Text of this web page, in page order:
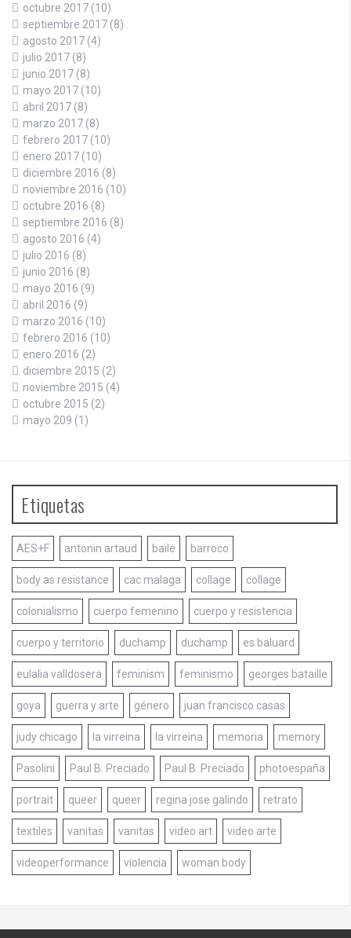
octubre 2017 (10)
septiembre 2017 (8)
agosto 2017 (4)
julio 2017 (8)
junio 2017 (8)
mayo 2017 (10)
abril 2017 (8)
marzo 2017 (8)
febrero 2017 (10)
enero 2017 (10)
diciembre 2016 (8)
noviembre 2016 (10)
octubre 2016 (8)
septiembre 2016 (8)
agosto 2016 (4)
julio 2016 (8)
junio 2016 (8)
mayo 2016 (9)
abril 2016 (9)
marzo 2016 (10)
febrero 2016 (10)
enero 2016 (2)
diciembre 2015 (2)
noviembre 2015 (4)
octubre 2015 (2)
mayo 209 (1)
Etiquetas
AES+F antonin artaud baile barroco
body as resistance cac malaga collage collage
colonialismo cuerpo femenino cuerpo y resistencia
cuerpo y territorio duchamp duchamp es baluard
eulalia valldosera feminism feminismo georges bataille
goya guerra y arte género juan francisco casas
judy chicago la virreina la virreina memoria memory
Pasolini Paul B. Preciado Paul B. Preciado photoespaña
portrait queer queer regina jose galindo retrato
textiles vanitas vanitas video art video arte
videoperformance violencia woman body